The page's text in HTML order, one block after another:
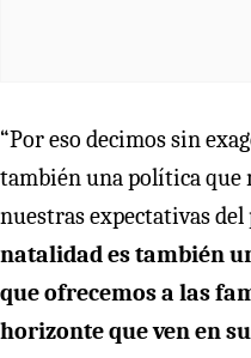
“Por eso decimos sin
también una política que
nuestras expectativas del
natalidad es también
que ofrecemos a las
horizonte que ven en